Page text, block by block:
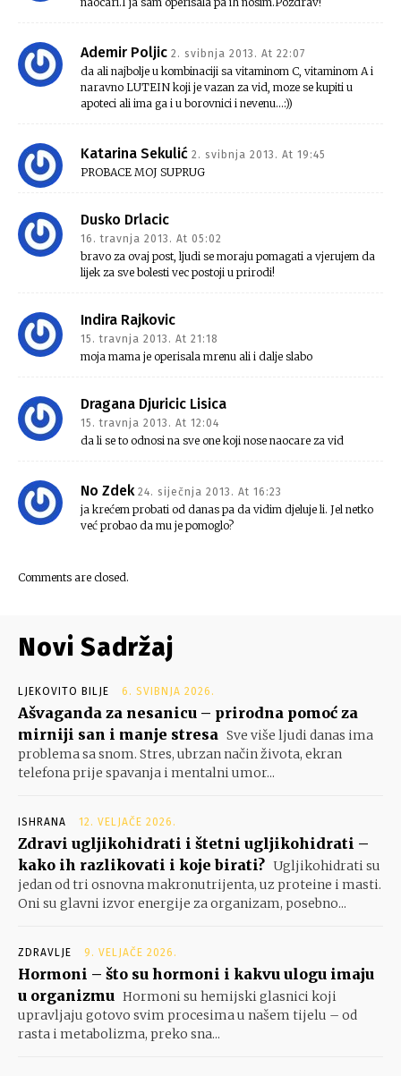
Ademir Poljic 2. svibnja 2013. At 22:07
da ali najbolje u kombinaciji sa vitaminom C, vitaminom A i
naravno LUTEIN koji je vazan za vid, moze se kupiti u
apoteci ali ima ga i u borovnici i nevenu…:))
Katarina Sekulić 2. svibnja 2013. At 19:45
PROBACE MOJ SUPRUG
Dusko Drlacic
16. travnja 2013. At 05:02
bravo za ovaj post, ljudi se moraju pomagati a vjerujem da
lijek za sve bolesti vec postoji u prirodi!
Indira Rajkovic
15. travnja 2013. At 21:18
moja mama je operisala mrenu ali i dalje slabo
Dragana Djuricic Lisica
15. travnja 2013. At 12:04
da li se to odnosi na sve one koji nose naocare za vid
No Zdek 24. siječnja 2013. At 16:23
ja krećem probati od danas pa da vidim djeluje li. Jel netko
već probao da mu je pomoglo?
Comments are closed.
Novi Sadržaj
LJEKOVITO BILJE 6. SVIBNJA 2026.
Ašvaganda za nesanicu – prirodna pomoć za
mirniji san i manje stresa Sve više ljudi danas ima
problema sa snom. Stres, ubrzan način života, ekran
telefona prije spavanja i mentalni umor...
ISHRANA 12. VELJAČE 2026.
Zdravi ugljikohidrati i štetni ugljikohidrati –
kako ih razlikovati i koje birati? Ugljikohidrati su
jedan od tri osnovna makronutrijenta, uz proteine i masti.
Oni su glavni izvor energije za organizam, posebno...
ZDRAVLJE 9. VELJAČE 2026.
Hormoni – što su hormoni i kakvu ulogu imaju
u organizmu Hormoni su hemijski glasnici koji
upravljaju gotovo svim procesima u našem tijelu – od
rasta i metabolizma, preko sna...